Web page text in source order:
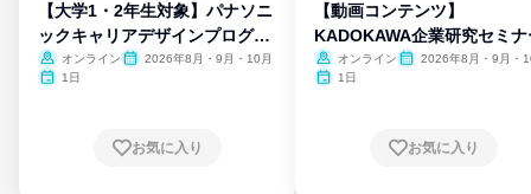
【大学1・2年生対象】パナソニ
ックキャリアデザインプログラ
ム
オンライン
2026年8月・9月・10月
1日
お気に入り
【動画コンテンツ】
KADOKAWA企業研究セミナ
オンライン
2026年8月・9月・
1日
お気に入り